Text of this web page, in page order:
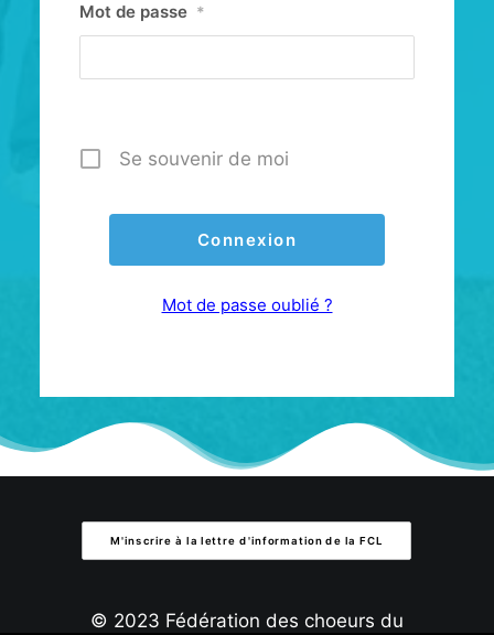
Mot de passe *
Se souvenir de moi
Mot de passe oublié ?
M'inscrire à la lettre d'information de la FCL
© 2023 Fédération des choeurs du